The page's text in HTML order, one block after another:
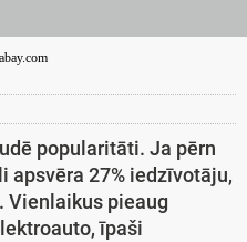
popularitāti. Ja pērn
apsvēra 27% iedzīvotāju,
Vienlaikus pieaug
īpaši